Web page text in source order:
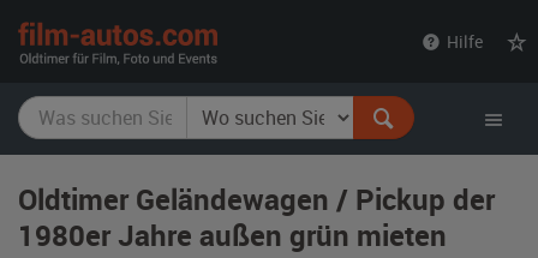
Hilfe
Oldtimer Geländewagen / Pickup der
1980er Jahre außen grün mieten